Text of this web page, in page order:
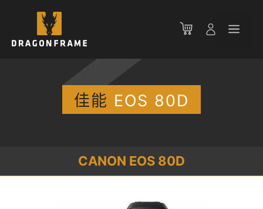
菜
佳能 EOS 80D
CANON EOS 80D